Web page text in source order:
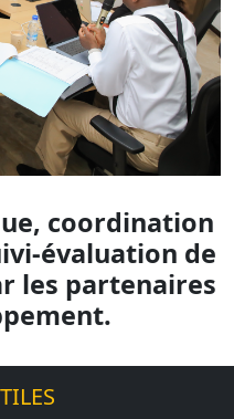
coordination
évaluation de
les partenaires